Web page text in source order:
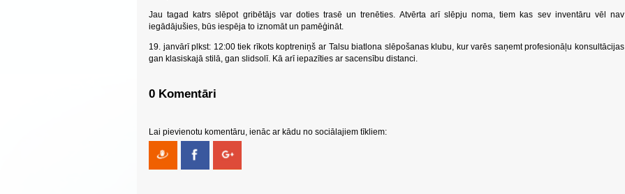
Jau tagad katrs slēpot gribētājs var doties trasē un trenēties. Atvērta arī slēpju noma, tiem kas sev inventāru vēl nav
iegādājušies, būs iespēja to iznomāt un pamēģināt.
19. janvārī plkst: 12:00 tiek rīkots koptreniņš ar Talsu biatlona slēpošanas klubu, kur varēs saņemt profesionāļu konsultācijas
gan klasiskajā stilā, gan slidsolī. Kā arī iepazīties ar sacensību distanci.
0 Komentāri
Lai pievienotu komentāru, ienāc ar kādu no sociālajiem tīkliem: